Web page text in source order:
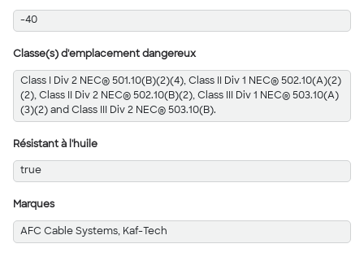
-40
Classe(s) d'emplacement dangereux
Class I Div 2 NEC® 501.10(B)(2)(4), Class II Div 1 NEC® 502.10(A)(2)
(2), Class II Div 2 NEC® 502.10(B)(2), Class III Div 1 NEC® 503.10(A)
(3)(2) and Class III Div 2 NEC® 503.10(B).
Résistant à l'huile
true
Marques
AFC Cable Systems, Kaf-Tech